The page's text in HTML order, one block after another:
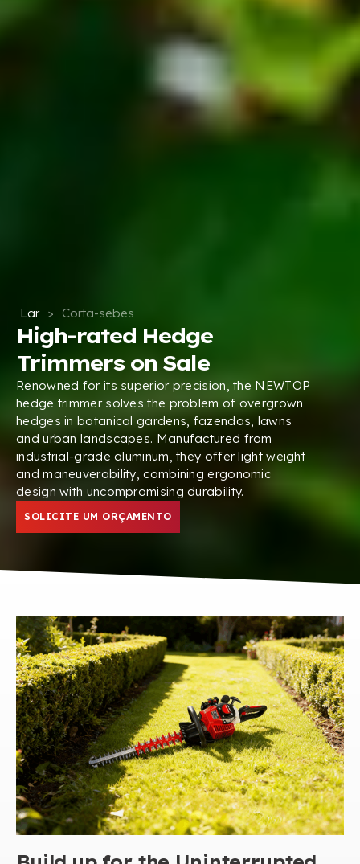
Lar > Corta-sebes
High-rated Hedge
Trimmers on Sale
Renowned for its superior precision ,the NEWTOP
hedge trimmer solves the problem of overgrown
hedges in botanical gardens , fazendas, lawns
and urban landscapes. Manufactured from
industrial-grade aluminum ,they offer light weight
and maneuverability ,combining ergonomic
design with uncompromising durability.
SOLICITE UM ORÇAMENTO